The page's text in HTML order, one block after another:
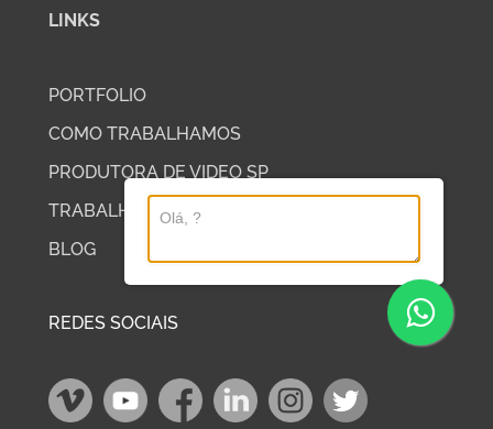
LINKS
PORTFOLIO
COMO TRABALHAMOS
PRODUTORA DE VIDEO SP
TRABALHE COM A DP2
BLOG
REDES SOCIAIS